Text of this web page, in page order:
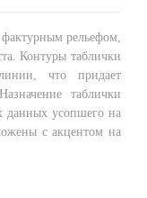
фактурным рельефом,
Контуры таблички
что придает
таблички
данных усопшего на
с акцентом на